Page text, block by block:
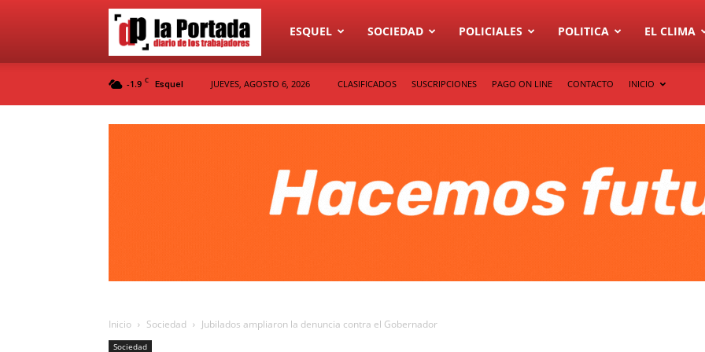
Diario
La
ESQUEL SOCIEDAD POLICIALES POLITICA EL CLIMA
-1.9 C Esquel JUEVES, AGOSTO 6, 2026 CLASIFICADOS SUSCRIPCIONES PAGO ON LINE CONTACTO INICIO
Inicio Sociedad Jubilados ampliaron la denuncia contra el Gobernador
Sociedad